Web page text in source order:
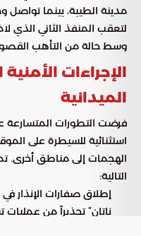
مدينة الطيبة، بينما
لتعقب المنفذ الثاني الذي
وسط حالة من التأهب
الإجراءات
الميدانية
فرضت التطورات المتسارعة
استثنائية للسيطرة على
الهجمات إلى مناطق أخرى.
التالية:
إطلاق صفارات الإنذار
ناتان” تحذيراً من